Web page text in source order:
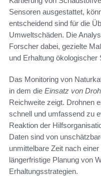
Sensoren ausgestattet,
entscheidend sind für die
Umweltschäden. Die
Forscher dabei, gezielte
und Erhaltung
Das Monitoring von
in dem die Einsatz von
Reichweite zeigt. Drohnen
schnell und umfassend zu
Reaktion der
Daten sind von
unmittelbare Zeit nach
längerfristige Planung von
Erhaltungsstrategien.